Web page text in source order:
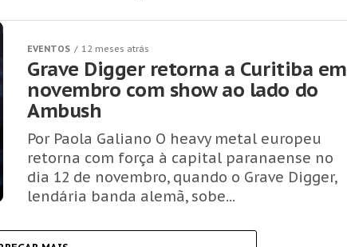
EVENTOS 12 meses atrás
Grave Digger retorna a Curitiba em
novembro com show ao lado do
Ambush
Por Paola Galiano O heavy metal europeu
retorna com força à capital paranaense no
dia 12 de novembro, quando o Grave Digger,
lendária banda alemã, sobe...